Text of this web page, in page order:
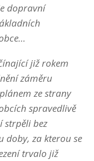
dopravní
již rokem
záměru
ze strany
spravedlivě
strpěli bez
doby, za kterou se
trvalo již